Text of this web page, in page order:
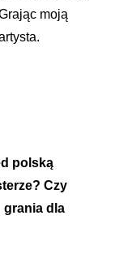
moją
polską
Czy
grania dla